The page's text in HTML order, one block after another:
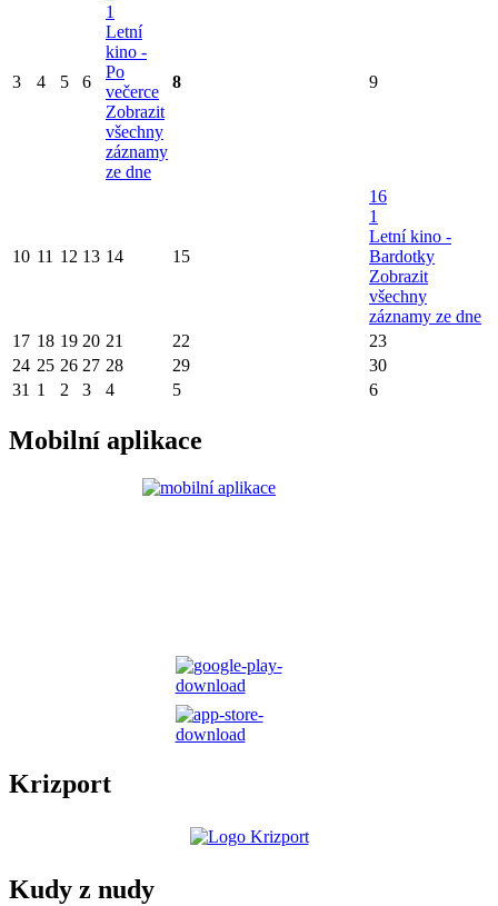
3 4 5 6
1
Letní
kino -
Po
večerce
Zobrazit
všechny
záznamy
ze dne
8 9
10 11 12 13 14 15
16
1
Letní kino -
Bardotky
Zobrazit
všechny
záznamy ze dne
17 18 19 20 21 22
23
24 25 26 27 28 29
30
31 1 2 3 4 5 6
Mobilní aplikace
Krizport
Kudy z nudy